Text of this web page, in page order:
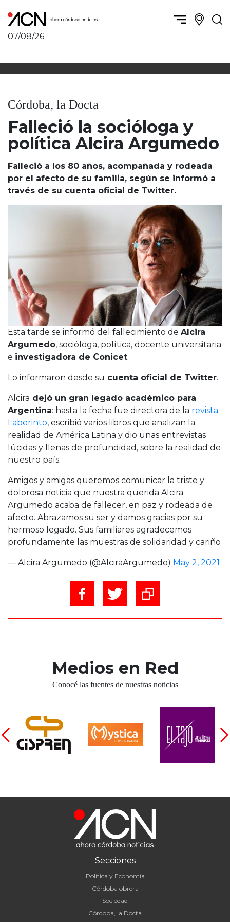
07/08/26
Política y Economía
Córdoba obrera
Córdoba, la Docta
Ambiente y sustentabilidad
Deportes
Córdoba diverse
Nacionales
Internacionales
Córdoba, la ciudad
Villa María y zona
San Francisco y zona
Traslasierra
Punilla / Carlos Paz
Alta Gracia
Marcos Juárez
Río Primero
Valle de Calamuchita
Jesús María y norte
Cruz del Eje
Corredor de Ansenuza
La Carlota y zona
Laboulaye y sur
Bell Ville
Río Tercero
Despeñaderos
Córdoba, la Docta
Falleció la socióloga y
política Alcira Argumedo
Falleció a los 80 años, acompañada y rodeada
por el afecto de su familia, según se informó a
través de su cuenta oficial de Twitter.
Esta tarde se informó del fallecimiento de Alcira
Argumedo, socióloga, política, docente universitaria
e investigadora de Conicet.
Lo informaron desde su cuenta oficial de Twitter.
Alcira dejó un gran legado académico para
Argentina: hasta la fecha fue directora de la revista
Laberinto, escribió varios libros que analizan la
realidad de América Latina y dio unas entrevistas
lúcidas y llenas de profundidad, sobre la realidad de
nuestro país.
Amigos y amigas queremos comunicar la triste y
dolorosa noticia que nuestra querida Alcira
Argumedo acaba de fallecer, en paz y rodeada de
afecto. Abrazamos su ser y damos gracias por su
hermoso legado. Sus familiares agradecemos
profundamente las muestras de solidaridad y cariño
— Alcira Argumedo (@AlciraArgumedo) May 2, 2021
Medios en Red
Conocé las fuentes de nuestras noticias
Secciones
Política y Economía
Córdoba obrera
Sociedad
Córdoba, la Docta